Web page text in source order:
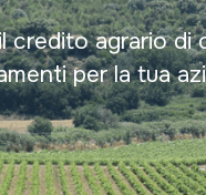
credito agrario
per la tua